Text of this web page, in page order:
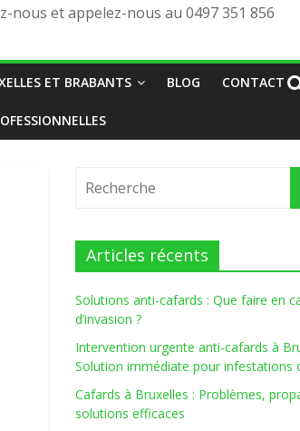
nous et appelez-nous au 0497 351 856
ET BRABANTS BLOG CONTACT
Articles récents
Solutions anti-cafards : Que faire en
d’invasion ?
Intervention urgente anti-cafards à
Solution immédiate pour infestations
Cafards à Bruxelles : Problèmes,
solutions efficaces